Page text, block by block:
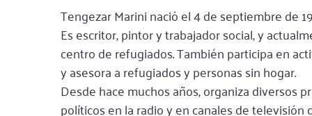
Tengezar Marini nació el 4 de septiembre de
Es escritor, pintor y trabajador social, y
centro de refugiados. También participa en
y asesora a refugiados y personas sin hogar.
Desde hace muchos años, organiza diversos
políticos en la radio y en canales de televisión